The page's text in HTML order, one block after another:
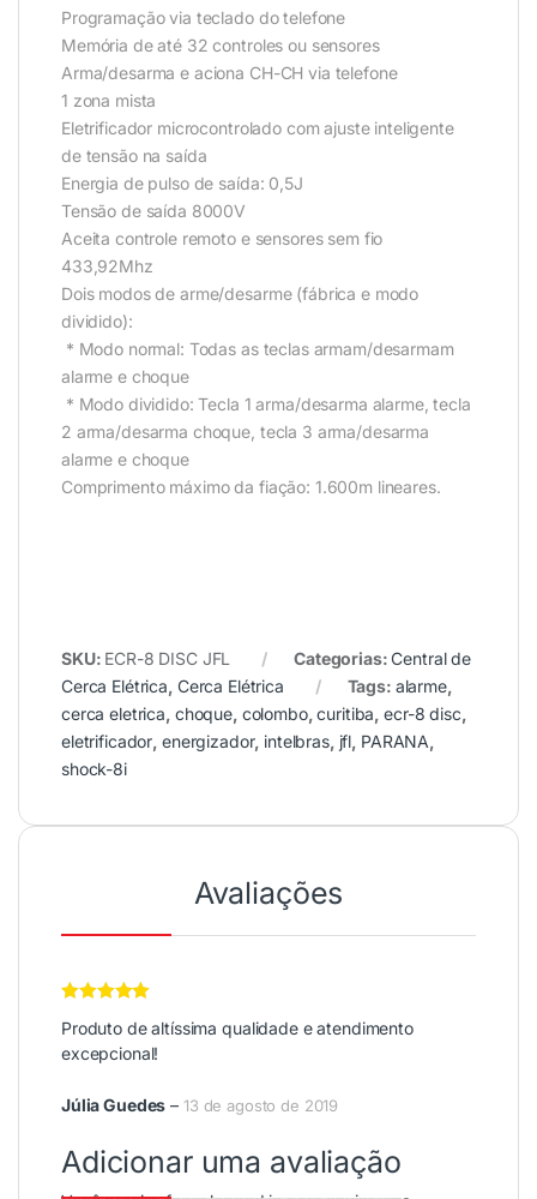
Programação via teclado do telefone
Memória de até 32 controles ou sensores
Arma/desarma e aciona CH-CH via telefone
1 zona mista
Eletrificador microcontrolado com ajuste inteligente
de tensão na saída
Energia de pulso de saída: 0,5J
Tensão de saída 8000V
Aceita controle remoto e sensores sem fio
433,92Mhz
Dois modos de arme/desarme (fábrica e modo
dividido):
* Modo normal: Todas as teclas armam/desarmam
alarme e choque
* Modo dividido: Tecla 1 arma/desarma alarme, tecla
2 arma/desarma choque, tecla 3 arma/desarma
alarme e choque
Comprimento máximo da fiação: 1.600m lineares.
SKU: ECR-8 DISC JFL Categorias:Central de
Cerca Elétrica, Cerca Elétrica Tags: alarme,
cerca eletrica, choque, colombo,curitiba,ecr-8 disc,
eletrificador, energizador, intelbras, jfl, PARANA,
shock-8i
Avaliações
de 5
Produto de altíssima qualidade e atendimento
excepcional!
Júlia Guedes – 13 de agosto de 2019
Adicionar uma avaliação